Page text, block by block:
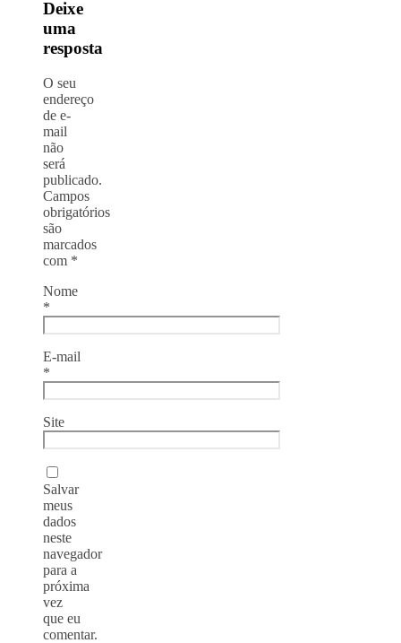
Deixe
uma
resposta
O seu
endereço
de e-
mail
não
será
publicado.
Campos
obrigatórios
são
marcados
com *
Nome
*
E-mail
*
Site
Salvar
meus
dados
neste
navegador
para a
próxima
vez
que eu
comentar.